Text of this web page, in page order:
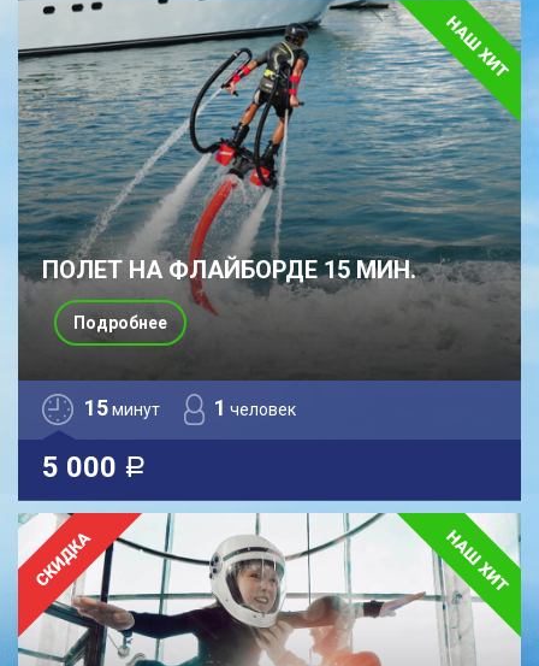
ПОЛЕТ НА ФЛАЙБОРДЕ 15 МИН.
15минут 1 человек
5 000 a
Подробнее